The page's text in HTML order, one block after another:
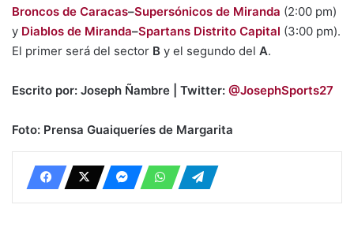
Broncos de Caracas–Supersónicos de Miranda (2:00 pm)
y Diablos de Miranda–Spartans Distrito Capital (3:00 pm).
El primer será del sector B y el segundo del A.
Escrito por: Joseph Ñambre | Twitter: @JosephSports27
Foto: Prensa Guaiqueríes de Margarita